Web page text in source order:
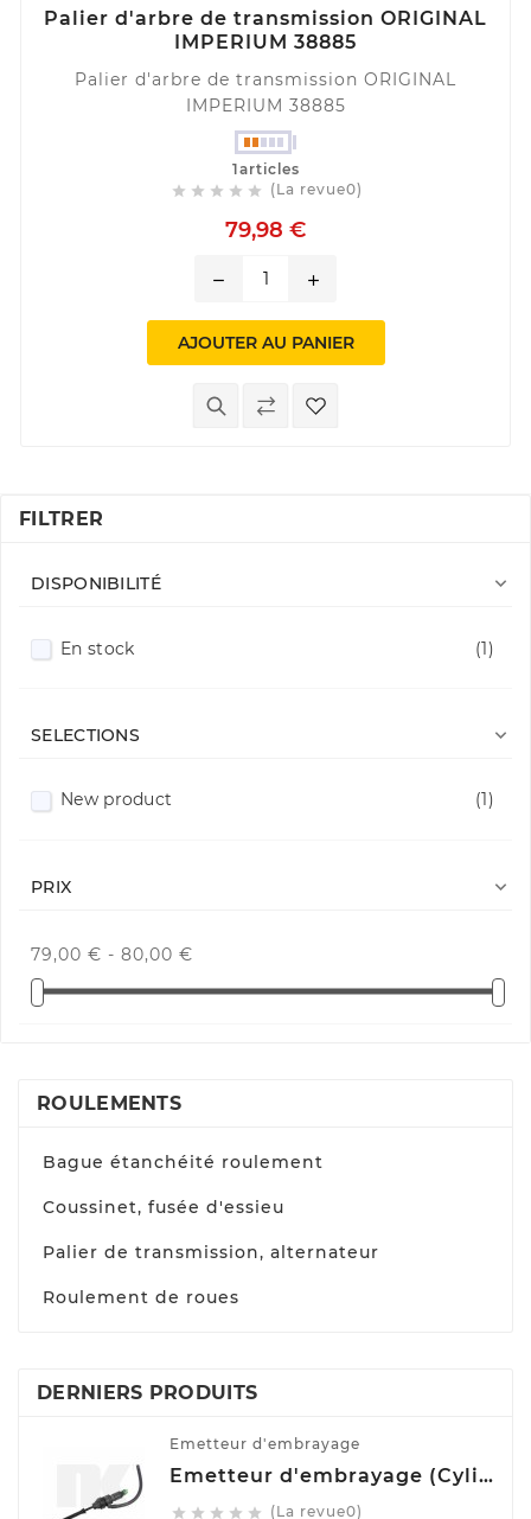
Palier d'arbre de transmission ORIGINAL
IMPERIUM 38885
Palier d'arbre de transmission ORIGINAL
IMPERIUM 38885
1articles
     (La revue0)
79,98 €
remove add
AJOUTER AU PANIER
FILTRER
DISPONIBILITÉ 
En stock (1)
SELECTIONS 
New product (1)
PRIX 
79,00 € - 80,00 €
ROULEMENTS
Bague étanchéité roulement
Coussinet, fusée d'essieu
Palier de transmission, alternateur
Roulement de roues
DERNIERS PRODUITS
Emetteur d'embrayage
Emetteur d'embrayage (Cylindre émetteur de débrayage) NK 832508
     (La revue0)